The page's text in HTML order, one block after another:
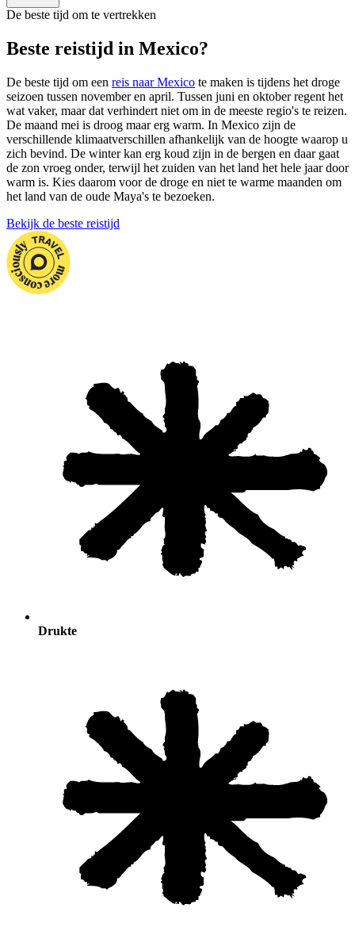
De beste tijd om te vertrekken
Beste reistijd in Mexico?
De beste tijd om een reis naar Mexico te maken is tijdens het droge
seizoen tussen november en april. Tussen juni en oktober regent het
wat vaker, maar dat verhindert niet om in de meeste regio's te reizen.
De maand mei is droog maar erg warm. In Mexico zijn de
verschillende klimaatverschillen afhankelijk van de hoogte waarop u
zich bevind. De winter kan erg koud zijn in de bergen en daar gaat
de zon vroeg onder, terwijl het zuiden van het land het hele jaar door
warm is. Kies daarom voor de droge en niet te warme maanden om
het land van de oude Maya's te bezoeken.
Bekijk de beste reistijd
Drukte